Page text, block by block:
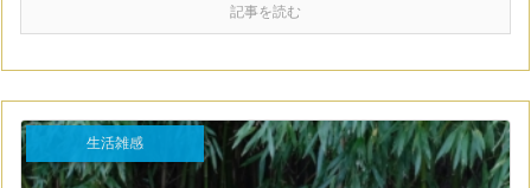
記事を読む
生活雑感